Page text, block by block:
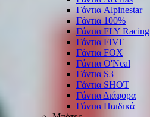
Γάντια Alpinestar
Γάντια 100%
Γάντια FLY Racing
Γάντια FIVE
Γάντια FOX
Γάντια O'Νeal
Γάντια S3
Γάντια SHOT
Γάντια Διάφορα
Γάντια Παιδικά